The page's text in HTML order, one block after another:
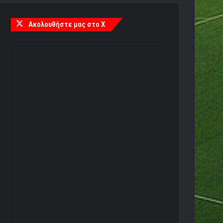
Ακολουθήστε μας στο X